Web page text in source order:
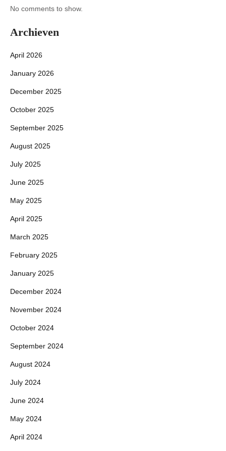
No comments to show.
Archieven
April 2026
January 2026
December 2025
October 2025
September 2025
August 2025
July 2025
June 2025
May 2025
April 2025
March 2025
February 2025
January 2025
December 2024
November 2024
October 2024
September 2024
August 2024
July 2024
June 2024
May 2024
April 2024